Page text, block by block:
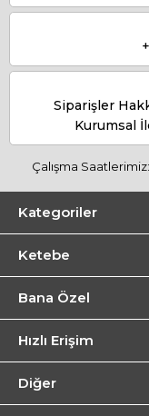
Siparişler
Kurumsal
Çalışma Saatlerimiz:
Kategoriler
Ketebe
Bana Özel
Hızlı Erişim
Diğer